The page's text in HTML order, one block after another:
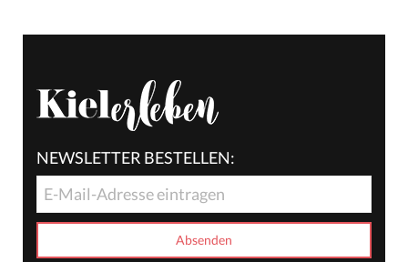
NEWSLETTER BESTELLEN: